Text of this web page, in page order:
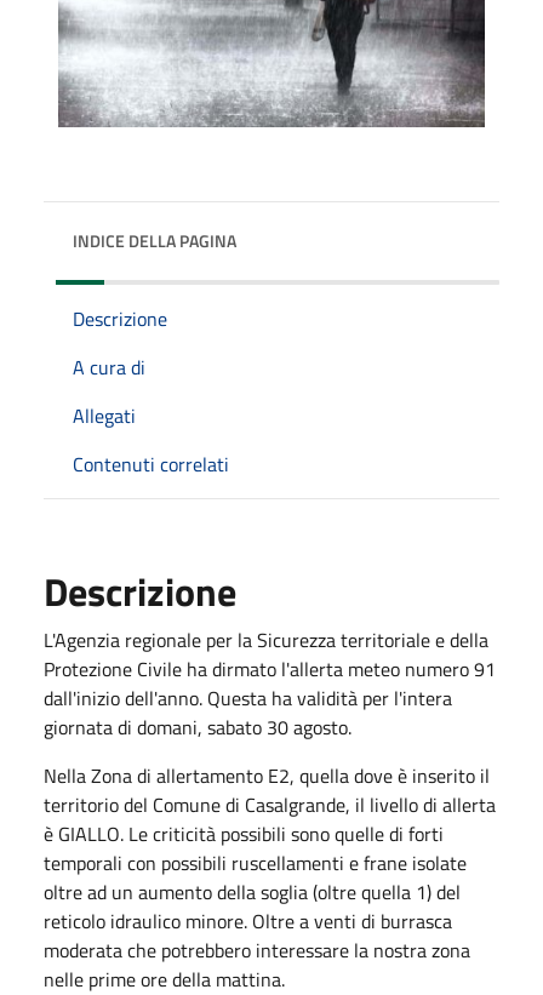
INDICE DELLA PAGINA
Descrizione
A cura di
Allegati
Contenuti correlati
Descrizione
L'Agenzia regionale per la Sicurezza territoriale e della
Protezione Civile ha dirmato l'allerta meteo numero 91
dall'inizio dell'anno. Questa ha validità per l'intera
giornata di domani, sabato 30 agosto.
Nella Zona di allertamento E2, quella dove è inserito il
territorio del Comune di Casalgrande, il livello di allerta
è GIALLO. Le criticità possibili sono quelle di forti
temporali con possibili ruscellamenti e frane isolate
oltre ad un aumento della soglia (oltre quella 1) del
reticolo idraulico minore. Oltre a venti di burrasca
moderata che potrebbero interessare la nostra zona
nelle prime ore della mattina.